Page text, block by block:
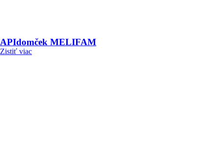
APIdomček MELIFAM
Zistiť viac